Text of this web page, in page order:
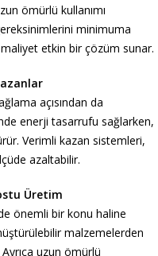
ömürlü kullanımı
minimuma
etkin bir çözüm sunar.
açısından da
enerji tasarrufu sağlarken,
Verimli kazan sistemleri,
azaltabilir.
Üretim
önemli bir konu haline
malzemelerden
uzun ömürlü